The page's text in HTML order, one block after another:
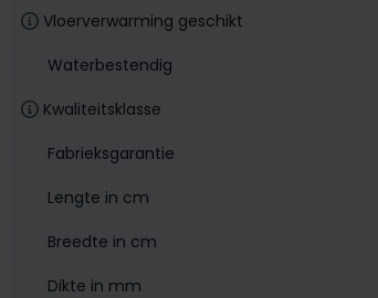
Vloerverwarming geschikt
Waterbestendig‎
Kwaliteitsklasse
Fabrieksgarantie
Lengte in cm
Breedte in cm
Dikte in mm